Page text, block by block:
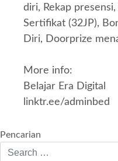
diri, Rekap
Sertifikat (32JP),
Diri, Doorprize
More info:
Belajar Era Digital
linktr.ee/adminbed
Pencarian